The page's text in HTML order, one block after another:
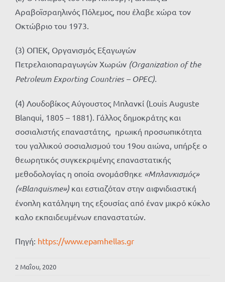
Αραβοϊσραηλινός Πόλεμος, που έλαβε χώρα τον
Οκτώβριο του 1973.
(3) ΟΠΕΚ, Οργανισμός Εξαγωγών
Πετρελαιοπαραγωγών Χωρών (Organization of the
Petroleum Exporting Countries – OPEC).
(4) Λουδοβίκος Αύγουστος Μπλανκί (Louis Auguste
Blanqui, 1805 – 1881). Γάλλος δημοκράτης και
σοσιαλιστής επαναστάτης, ηρωική προσωπικότητα
του γαλλικού σοσιαλισμού του 19ου αιώνα, υπήρξε ο
θεωρητικός συγκεκριμένης επαναστατικής
μεθοδολογίας η οποία ονομάσθηκε «Μπλανκισμός»
(«Blanquisme») και εστιαζόταν στην αιφνιδιαστική
ένοπλη κατάληψη της εξουσίας από έναν μικρό κύκλο
καλο εκπαιδευμένων επαναστατών.
Πηγή: https://www.epamhellas.gr
2 Μαΐου, 2020